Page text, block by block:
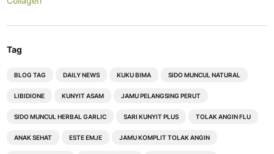
Tag
BLOG TAG DAILY NEWS KUKU BIMA SIDO MUNCUL NATURAL
LIBIDIONE KUNYIT ASAM JAMU PELANGSING PERUT
SIDO MUNCUL HERBAL GARLIC SARI KUNYIT PLUS TOLAK ANGIN FLU
ANAK SEHAT ESTE EMJE JAMU KOMPLIT TOLAK ANGIN